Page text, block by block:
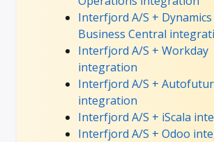
Interfjord A/S + Dynamics
Business Central
Interfjord A/S + Workday
integration
Interfjord A/S + Autofutur
integration
Interfjord A/S + iScala
Interfjord A/S + Odoo